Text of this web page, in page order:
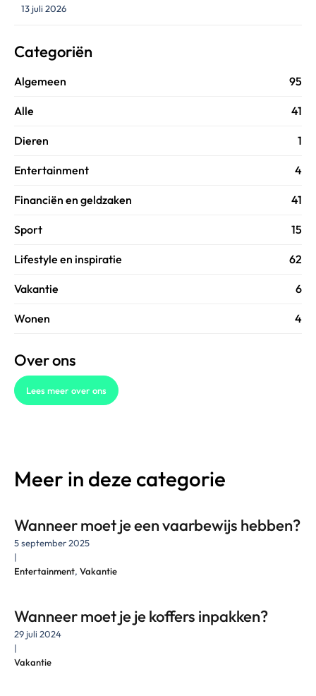
13 juli 2026
Categoriën
Algemeen 95
Alle 41
Dieren 1
Entertainment 4
Financiën en geldzaken 41
Sport 15
Lifestyle en inspiratie 62
Vakantie 6
Wonen 4
Over ons
Lees meer over ons
Meer in deze categorie
Wanneer moet je een vaarbewijs hebben?
5 september 2025
|
Entertainment, Vakantie
Wanneer moet je je koffers inpakken?
29 juli 2024
|
Vakantie